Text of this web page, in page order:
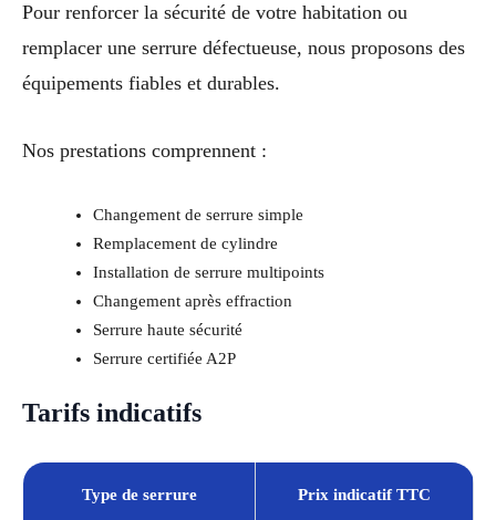
Pour renforcer la sécurité de votre habitation ou
remplacer une serrure défectueuse, nous proposons des
équipements fiables et durables.
Nos prestations comprennent :
Changement de serrure simple
Remplacement de cylindre
Installation de serrure multipoints
Changement après effraction
Serrure haute sécurité
Serrure certifiée A2P
Tarifs indicatifs
Type de serrure Prix indicatif TTC